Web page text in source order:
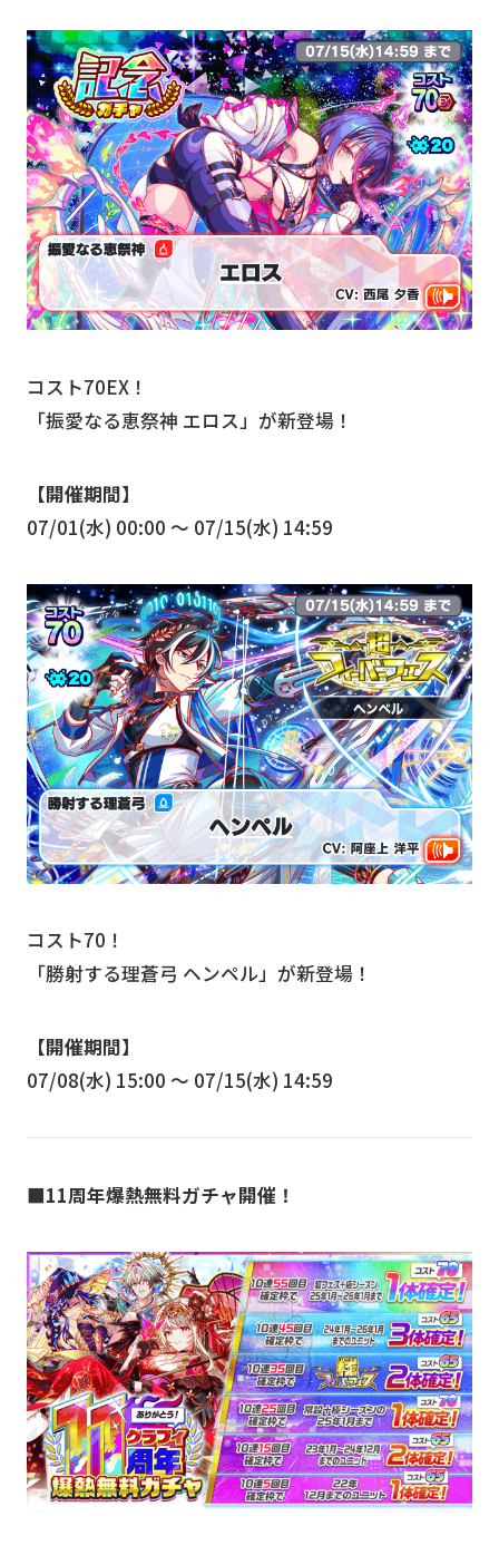
コスト70EX！
「振愛なる恵祭神 エロス」が新登場！
【開催期間】
07/01(水) 00:00 〜 07/15(水) 14:59
コスト70！
「勝射する理蒼弓 ヘンペル」が新登場！
【開催期間】
07/08(水) 15:00 〜 07/15(水) 14:59
■11周年爆熱無料ガチャ開催！